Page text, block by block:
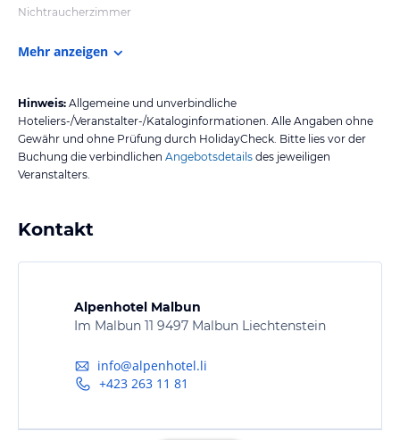
Nichtraucherzimmer
Mehr anzeigen
Hinweis: Allgemeine und unverbindliche
Hoteliers-/Veranstalter-/Kataloginformationen. Alle Angaben ohne
Gewähr und ohne Prüfung durch HolidayCheck. Bitte lies vor der
Buchung die verbindlichen Angebotsdetails des jeweiligen
Veranstalters.
Kontakt
Alpenhotel Malbun
Im Malbun 11 9497 Malbun Liechtenstein
info@alpenhotel.li
+423 263 11 81